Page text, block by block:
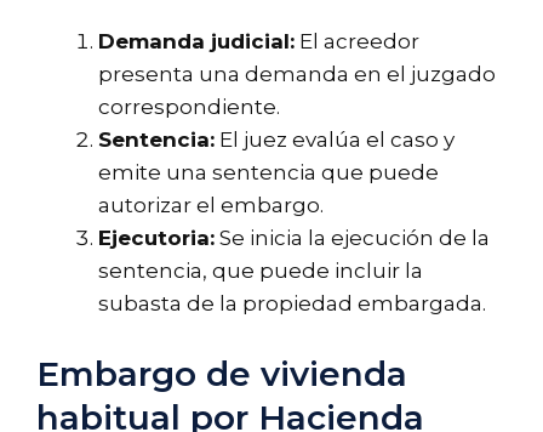
Demanda judicial: El acreedor
presenta una demanda en el juzgado
correspondiente.
Sentencia: El juez evalúa el caso y
emite una sentencia que puede
autorizar el embargo.
Ejecutoria: Se inicia la ejecución de la
sentencia, que puede incluir la
subasta de la propiedad embargada.
Embargo de vivienda
habitual por Hacienda